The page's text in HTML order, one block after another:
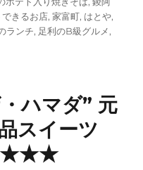
きるお店,家富町, はとや,
ランチ, 足利のB級グルメ,
・ハマダ” 元
スイーツ